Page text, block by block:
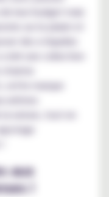
leur budget mais
sur le plaisir et
des e-liquides
une collection
cette marque
arômes
nature, tout en
aux
!